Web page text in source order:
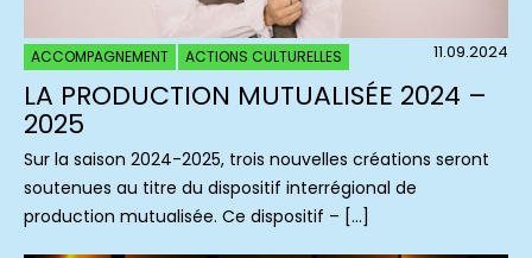
ACCOMPAGNEMENT ACTIONS CULTURELLES 11.09.2024
LA PRODUCTION MUTUALISÉE 2024 –
2025
Sur la saison 2024-2025, trois nouvelles créations seront
soutenues au titre du dispositif interrégional de
production mutualisée. Ce dispositif – […]